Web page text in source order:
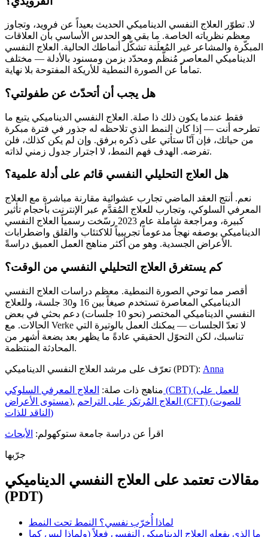
لا. تطوّر العلاج النفسي الديناميكي الحديث بعيداً عن فرويد، وتجاوز
معظم نظرياته الخاصة. ما بقي هو الحدس الأساسي بأن العلاقات
المبكّرة والمشاعر غير المُعلَنة تشكّل أنماطك الحالية. العلاج النفسي
الديناميكي المعاصر مُنظَّم ومحدّد بزمن ومسنود بالأدلة — مختلف
تماماً عن الصورة النمطية للأريكة المفتوحة بلا نهاية.
هل يجب أن أتحدّث عن طفولتي؟
فقط عندما يكون ذلك ذا صلة. العلاج النفسي الديناميكي يتبع ما
تطرحه أنت — إذا كان النمط الذي تلاحظه له جذور في فترة مبكرة
من حياتك، فإن آنّا ستأتي على ذكره برفق. وإن لم يكن كذلك، فلن
تفرضه. الهدف فهم النمط، لا اجترار جدول زمني لذاته.
هل العلاج التحليلي النفسي قائم على أدلة علمية؟
نعم. أنتج العقد الماضي تجارب عشوائية مقارنة مباشرة مع العلاج
المعرفي السلوكي، وتجارب للعلاج المُقدَّم عبر الإنترنت بأحجام تأثير
كبيرة، ومراجعة شاملة عام 2023 رسّخت رسمياً العلاج النفسي
الديناميكي بوصفه نهجاً مدعوماً تجريبياً للاكتئاب والقلق واضطرابات
الأعراض الجسدية. وهو من أكثر مناهج العمل العميق دراسةً.
كم يستغرق العلاج التحليلي النفسي من الوقت؟
أقصر مما توحي الصورة النمطية. معظم دراسات العلاج النفسي
الديناميكي المعاصرة تستخدم صيغاً بين 16 و30 جلسة، وللعلاج
النفسي الديناميكي المختصر (نحو 10 جلسات) دعم بحثي في بعض
الحالات. مع Verke لا تعدّ الجلسات — يمكنك العمل بالوتيرة التي
تناسبك، لكن التحوّل الحقيقي عادةً ما يظهر بعد بضعة أشهر من
المحادثة المنتظمة.
تعرّف على مرشد العلاج النفسي الديناميكي (PDT): Anna
مناهج ذات صلة: العلاج المعرفي السلوكي (CBT) (للعمل على
مستوى الأعراض), العلاج المُرتكز على التراحم (CFT) (للصوت
الناقد للذات)
اقرأ عن دراسة جامعة ستوكهولم: الأبحاث
جرّبها
مقالات تعتمد على العلاج النفسي الديناميكي
(PDT)
لماذا أُخرّب نفسي؟ النمط تحت النمط
ما الذي يفعله العلاج الديناميكي النفسي فعلاً (ولماذا ليس كما